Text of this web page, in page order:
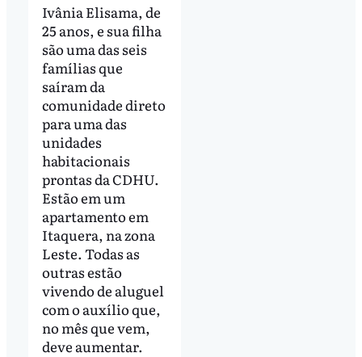
Ivânia Elisama, de
25 anos, e sua filha
são uma das seis
famílias que
saíram da
comunidade direto
para uma das
unidades
habitacionais
prontas da CDHU.
Estão em um
apartamento em
Itaquera, na zona
Leste. Todas as
outras estão
vivendo de aluguel
com o auxílio que,
no mês que vem,
deve aumentar.